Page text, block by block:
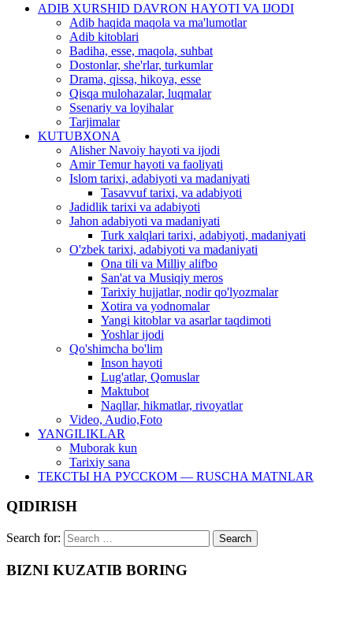
ADIB XURSHID DAVRON HAYOTI VA IJODI
Adib haqida maqola va ma'lumotlar
Adib kitoblari
Badiha, esse, maqola, suhbat
Dostonlar, she'rlar, turkumlar
Drama, qissa, hikoya, esse
Qisqa mulohazalar, luqmalar
Ssenariy va loyihalar
Tarjimalar
KUTUBXONA
Alisher Navoiy hayoti va ijodi
Amir Temur hayoti va faoliyati
Islom tarixi, adabiyoti va madaniyati
Tasavvuf tarixi, va adabiyoti
Jadidlik tarixi va adabiyoti
Jahon adabiyoti va madaniyati
Turk xalqlari tarixi, adabiyoti, madaniyati
O'zbek tarixi, adabiyoti va madaniyati
Ona tili va Milliy alifbo
San'at va Musiqiy meros
Tarixiy hujjatlar, nodir qo'lyozmalar
Xotira va yodnomalar
Yangi kitoblar va asarlar taqdimoti
Yoshlar ijodi
Qo'shimcha bo'lim
Inson hayoti
Lug'atlar, Qomuslar
Maktubot
Naqllar, hikmatlar, rivoyatlar
Video, Audio,Foto
YANGILIKLAR
Muborak kun
Tarixiy sana
ТЕКСТЫ НА РУССКОМ — RUSCHA MATNLAR
QIDIRISH
Search for:
BIZNI KUZATIB BORING